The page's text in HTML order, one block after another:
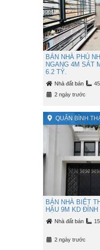
BÁN NHÀ PHÚ
NGANG 4M SÁT
6.2 TỶ.
Nhà đất bán
2 ngày trước
QUẬN BÌNH
BÁN NHÀ BIỆT
HẬU 9M KD
Nhà đất bán
2 ngày trước